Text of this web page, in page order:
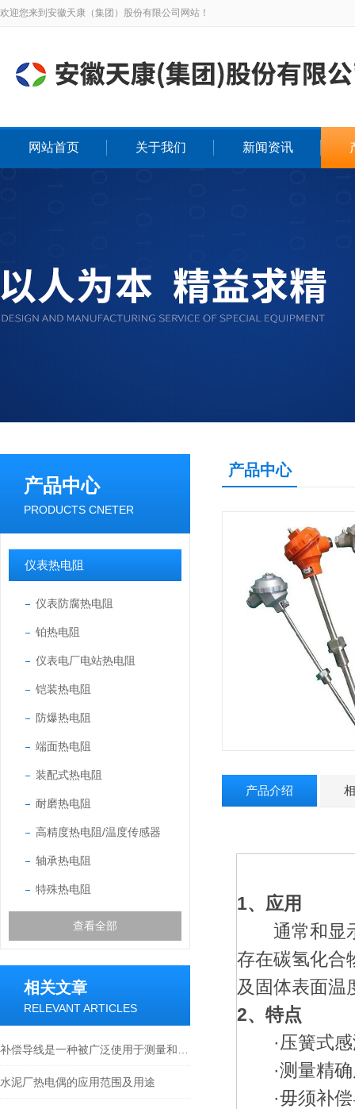
欢迎您来到安徽天康（集团）股份有限公司网站！
网站首页 关于我们 新闻资讯
产品中心
PRODUCTS CNETER
仪表热电阻
仪表防腐热电阻
铂热电阻
仪表电厂电站热电阻
铠装热电阻
防爆热电阻
端面热电阻
装配式热电阻
耐磨热电阻
高精度热电阻/温度传感器
轴承热电阻
特殊热电阻
查看全部
相关文章
RELEVANT ARTICLES
水泥厂热电偶的应用范围及用途
产品中心
产品介绍
1、应用
通常和显示
存在碳氢化合
及固体表面温
2、特点
·压簧式感
·测量精确
·毋须补偿